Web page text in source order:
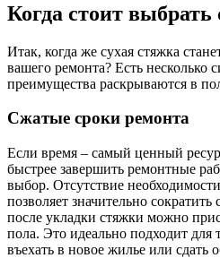
Когда стоит
Итак, когда же сухая стяжка
вашего ремонта? Есть несколько
преимущества раскрываются в
Сжатые сроки ремонта
Если время – самый ценный
быстрее завершить ремонтные
выбор. Отсутствие
позволяет значительно
после укладки стяжки можно
пола. Это идеально подходит для
въехать в новое жилье или сдать